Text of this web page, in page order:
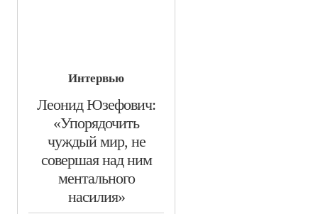
Интервью
​Леонид Юзефович:
«Упорядочить
чуждый мир, не
совершая над ним
ментального
насилия»